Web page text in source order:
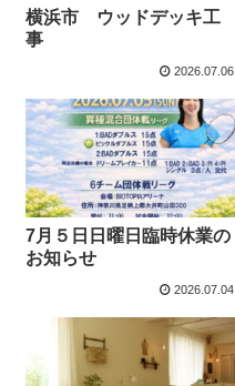
横浜市 ウッドデッキ工
事
2026.07.06
7月５日日曜日臨時休業の
お知らせ
2026.07.04